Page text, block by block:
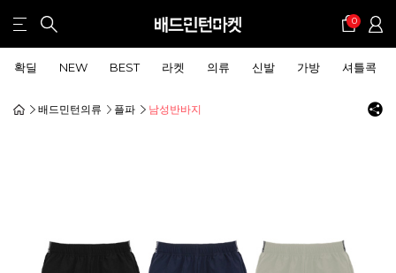
0
확딜 NEW BEST 라켓 의류 신발 가방 셔틀콕
배드민턴의류 플파 남성반바지